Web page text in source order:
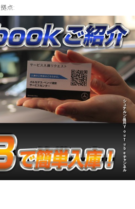
中古車を探す
展示車・試乗車
メンテナンス
企業情報
拠点: